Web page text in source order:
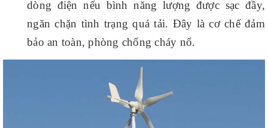
dòng điện nếu bình năng lượng được sạc đầy,
ngăn chặn tình trạng quá tải. Đây là cơ chế đảm
bảo an toàn, phòng chống cháy nổ.